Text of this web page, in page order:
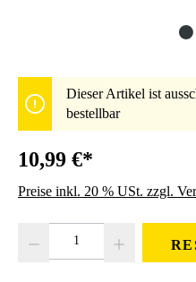
Dieser Artikel ist
bestellbar
10,99 €*
Preise inkl. 20 % USt. zzgl.